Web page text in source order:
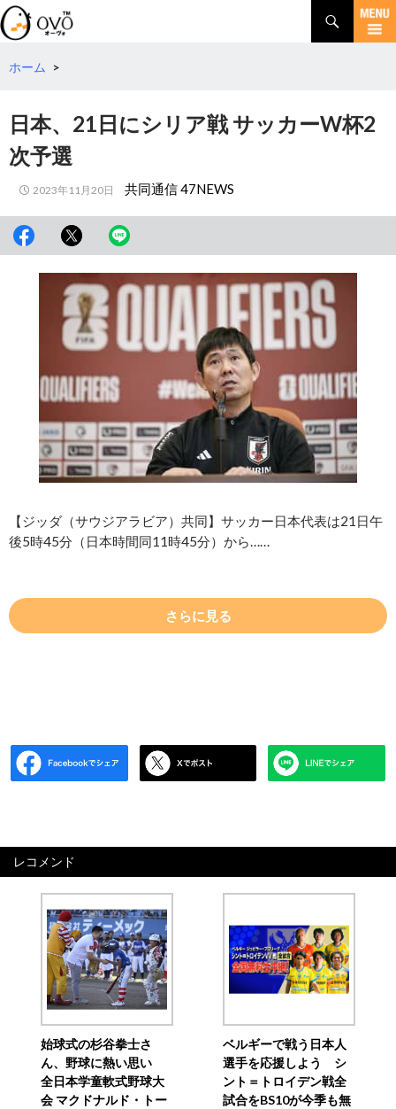
検
索
コ
テ
動
ホーム >
日本、21日にシリア戦 サッカーW杯2
次予選
2023年11月20日 共同通信 47NEWS
【ジッダ（サウジアラビア）共同】サッカー日本代表は21日午
後5時45分（日本時間同11時45分）から……
さらに見る
レコメンド
始球式の杉谷拳士さ
ん、野球に熱い思い
全日本学童軟式野球大
会 マクドナルド・トー
ベルギーで戦う日本人
選手を応援しよう シ
ント＝トロイデン戦全
試合をBS10が今季も無